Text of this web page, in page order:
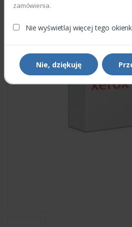
zamówienia.
Nie wyświetlaj więcej tego
Nie, dziękuję